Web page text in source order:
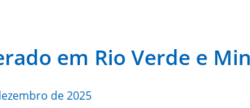
em Rio Verde e
de 2025